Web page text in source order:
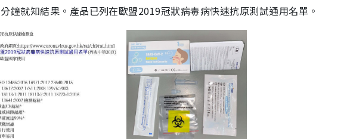
鐘就知結果。產品已列在歐盟2019冠狀病毒病快速抗原測試通用名單。